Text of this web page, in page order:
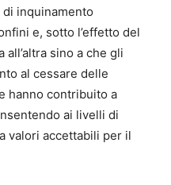
inquinamento
e, sotto l’effetto del
sino a che gli
al cessare delle
hanno contribuito a
ai livelli di
valori accettabili per il